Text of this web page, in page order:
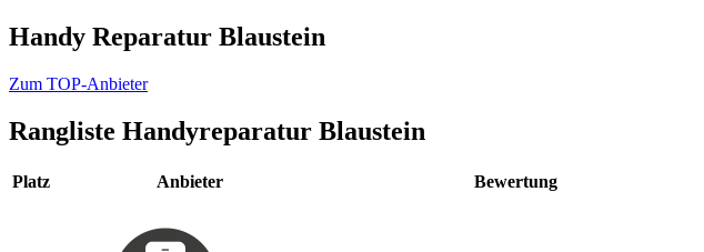
Handy Reparatur Blaustein
Zum TOP-Anbieter
Rangliste Handyreparatur Blaustein
Platz Anbieter Bewertung